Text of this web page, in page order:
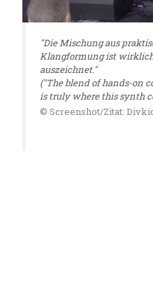
"Die Mischung aus
Klangformung ist
auszeichnet."
("The blend of hands-on
is truly where this synth
© Screenshot/Zitat: